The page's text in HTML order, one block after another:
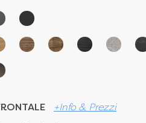
+Info & Prezzi